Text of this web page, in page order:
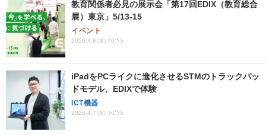
教育関係者必見の展示会「第17回EDIX（教育総合
展）東京」5/13-15
イベント
2026.4.8(水) 10:15
iPadをPCライクに進化させるSTMのトラックパッ
ドモデル、EDIXで体験
ICT機器
2026.4.7(火) 10:15